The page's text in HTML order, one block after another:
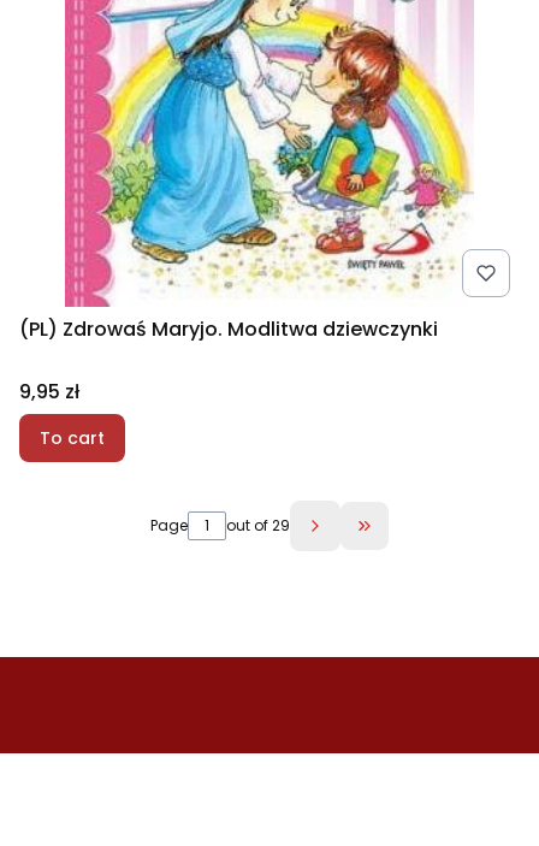
(PL) Zdrowaś Maryjo. Modlitwa dziewczynki
Price
9,95 zł
To cart
Page out of 29 Go to the last